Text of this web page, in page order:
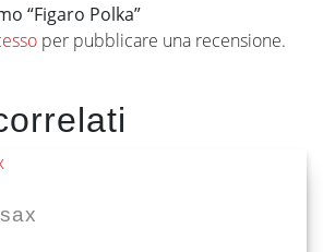
“Figaro Polka”
per pubblicare una recensione.